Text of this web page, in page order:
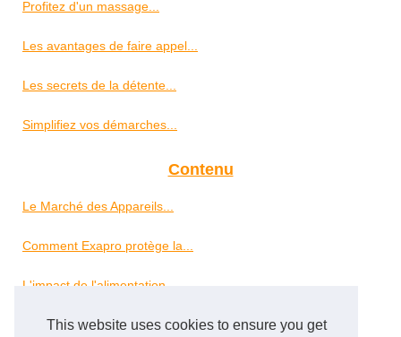
This website uses cookies to ensure you get
Profitez d'un massage...
Les avantages de faire appel...
Les secrets de la détente...
Simplifiez vos démarches...
Contenu
Le Marché des Appareils...
Comment Exapro protège la...
L'impact de l'alimentation...
Les New York Yankees : une...